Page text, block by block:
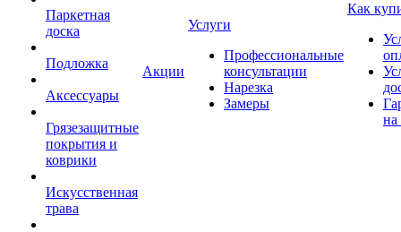
Паркетная
доска
Подложка
Аксессуары
Грязезащитные
покрытия и
коврики
Искусственная
трава
Акции
Услуги
Профессиональные
консультации
Нарезка
Замеры
Как
на